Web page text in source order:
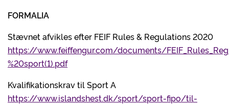
FORMALIA
Stævnet afvikles efter FEIF Rules & Regulations 2020
https://www.feiffengur.com/documents/
%20sport(1).pdf
Kvalifikationskrav til Sport A
https://www.islandshest.dk/sport/sport-fipo/til-